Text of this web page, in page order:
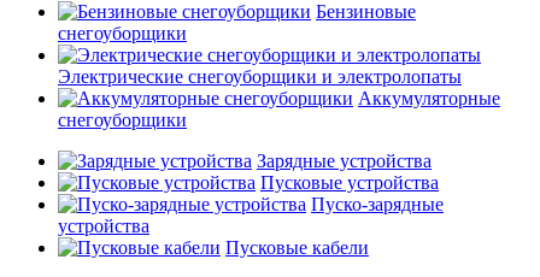
Бензиновые
снегоуборщики
Электрические снегоуборщики и электролопаты
Аккумуляторные
снегоуборщики
Зарядные устройства
Пусковые устройства
Пуско-зарядные
устройства
Пусковые кабели